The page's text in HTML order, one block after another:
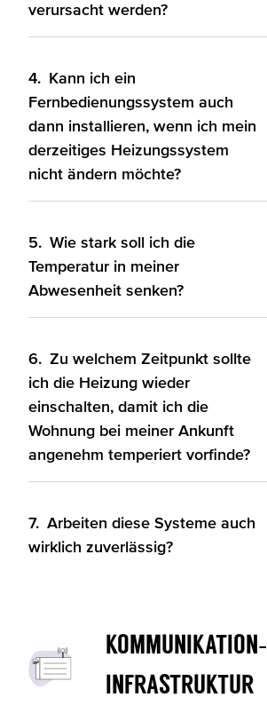
verursacht werden?
4.
Kann ich ein
Fernbedienungssystem auch
dann installieren, wenn ich mein
derzeitiges Heizungssystem
nicht ändern möchte?
5. Wie stark soll ich die
Temperatur in meiner
Abwesenheit senken?
6. Zu welchem Zeitpunkt sollte
ich die Heizung wieder
einschalten, damit ich die
Wohnung bei meiner Ankunft
angenehm temperiert vorfinde?
7. Arbeiten diese Systeme auch
wirklich zuverlässig?
Kommunikation-
Infrastruktur